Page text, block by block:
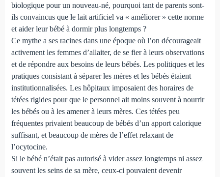
biologique pour un nouveau-né, pourquoi tant de parents sont-
ils convaincus que le lait artificiel va « améliorer » cette norme
et aider leur bébé à dormir plus longtemps ?
Ce mythe a ses racines dans une époque où l’on décourageait
activement les femmes d’allaiter, de se fier à leurs observations
et de répondre aux besoins de leurs bébés. Les politiques et les
pratiques consistant à séparer les mères et les bébés étaient
institutionnalisées. Les hôpitaux imposaient des horaires de
tétées rigides pour que le personnel ait moins souvent à nourrir
les bébés ou à les amener à leurs mères. Ces tétées peu
fréquentes privaient beaucoup de bébés d’un apport calorique
suffisant, et beaucoup de mères de l’effet relaxant de
l’ocytocine.
Si le bébé n’était pas autorisé à vider assez longtemps ni assez
souvent les seins de sa mère, ceux-ci pouvaient devenir